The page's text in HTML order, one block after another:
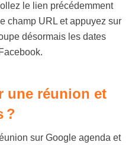
le lien précédemment
champ URL et appuyez sur
désormais les dates
une réunion et
?
sur Google agenda et